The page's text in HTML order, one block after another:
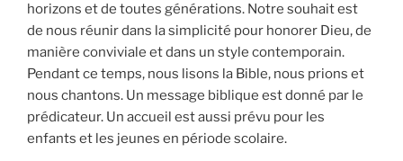
horizons et de toutes générations. Notre souhait est
de nous réunir dans la simplicité pour honorer Dieu, de
manière conviviale et dans un style contemporain.
Pendant ce temps, nous lisons la Bible, nous prions et
nous chantons. Un message biblique est donné par le
prédicateur. Un accueil est aussi prévu pour les
enfants et les jeunes en période scolaire.